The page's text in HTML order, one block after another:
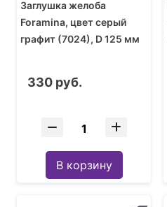
Заглушка желоба
Foramina, цвет серый
графит (7024), D 125 мм
330 руб.
В корзину